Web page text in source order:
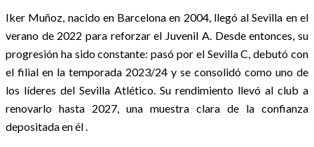
Iker Muñoz, nacido en Barcelona en 2004, llegó al Sevilla en el
verano de 2022 para reforzar el Juvenil A. Desde entonces, su
progresión ha sido constante: pasó por el Sevilla C, debutó con
el filial en la temporada 2023/24 y se consolidó como uno de
los líderes del Sevilla Atlético. Su rendimiento llevó al club a
renovarlo hasta 2027, una muestra clara de la confianza
depositada en él .